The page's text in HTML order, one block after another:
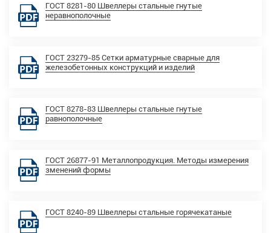
ГОСТ 8281-80 Швеллеры стальные гнутые
неравнополочные
ГОСТ 23279-85 Сетки арматурные сварные для
железобетонных конструкций и изделий
ГОСТ 8278-83 Швеллеры стальные гнутые
равнополочные
ГОСТ 26877-91 Металлопродукция. Методы измерения
зменений формы
ГОСТ 8240-89 Швеллеры стальные горячекатаные